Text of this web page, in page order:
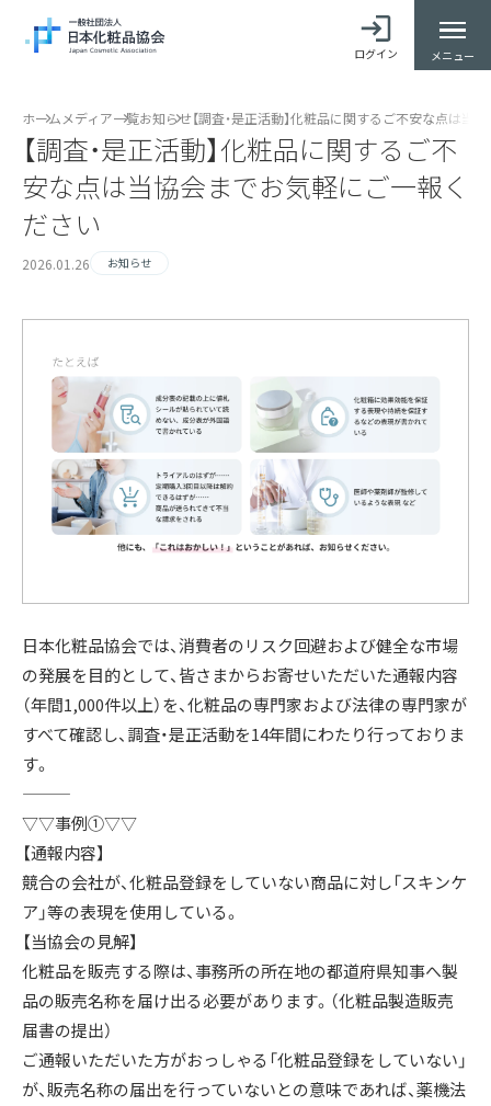
ログイン メニュー
ホーム メディア一覧お知らせ【調査・是正活動】化粧品に関するご不安な点は当
【調査・是正活動】化粧品に関するご不
安な点は当協会までお気軽にご一報く
ださい
2026.01.26 お知らせ
日本化粧品協会では、消費者のリスク回避および健全な市場
の発展を目的として、皆さまからお寄せいただいた通報内容
（年間1,000件以上）を、化粧品の専門家および法律の専門家が
すべて確認し、調査・是正活動を14年間にわたり行っておりま
す。
———
▽▽事例➀▽▽
【通報内容】
競合の会社が、化粧品登録をしていない商品に対し「スキンケ
ア」等の表現を使用している。
【当協会の見解】
化粧品を販売する際は、事務所の所在地の都道府県知事へ製
品の販売名称を届け出る必要があります。（化粧品製造販売
届書の提出）
ご通報いただいた方がおっしゃる「化粧品登録をしていない」
が、販売名称の届出を行っていないとの意味であれば、薬機法